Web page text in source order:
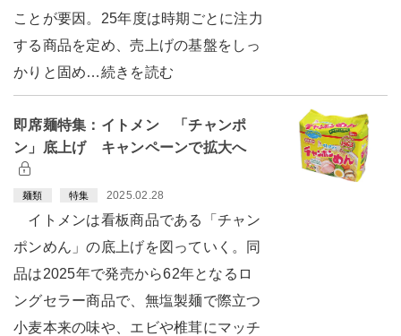
ことが要因。25年度は時期ごとに注力
する商品を定め、売上げの基盤をしっ
かりと固め…続きを読む
即席麺特集：イトメン 「チャンポ
ン」底上げ キャンペーンで拡大へ
麺類 特集 2025.02.28
イトメンは看板商品である「チャン
ポンめん」の底上げを図っていく。同
品は2025年で発売から62年となるロ
ングセラー商品で、無塩製麺で際立つ
小麦本来の味や、エビや椎茸にマッチ